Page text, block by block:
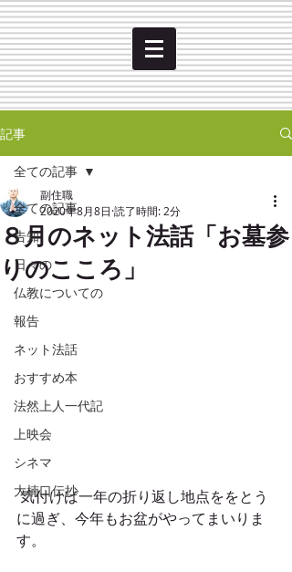
記事
全ての記事
告知
日々の
仏教についての
報告
ネット法話
おすすめ本
法然上人一代記
上映会
シネマ
大楠口伝抄
全ての記事
８月のネット法話「お墓参
りのこころ」
副住職
2020年8月8日 読了時間: 2分
気付けば一年の折り返し地点ををとう
に過ぎ、今年もお盆がやってまいりま
す。